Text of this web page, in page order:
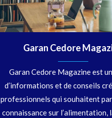
Garan Cedore
Garan Cedore Magazine est
d’informations et de conseils
professionnels qui souhaitent
connaissance sur l’alimentation,